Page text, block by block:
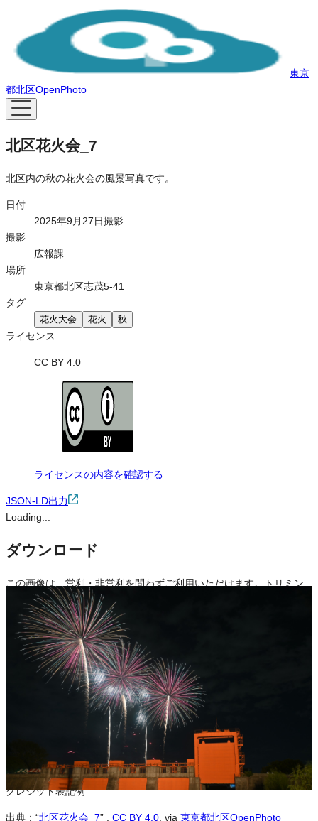
東京
都北区OpenPhoto
北区花火会_7
北区内の秋の花火会の風景写真です。
日付
2025年9月27日撮影
撮影
広報課
場所
東京都北区志茂5-41
タグ
花火大会 花火 秋
ライセンス
CC BY 4.0
ライセンスの内容を確認する
JSON-LD出力
Loading...
ダウンロード
この画像は、営利・非営利を問わずご利用いただけます。トリミン
グ・色変更などの改変も可能です。クレジット表記は必須です。
※本サイトの利用規約 も適用されます。
営利利用
可
クレジット表記
必須
クレジット表記例
出典：“北区花火会_7” CC BY 4.0 , via 東京都北区OpenPhoto